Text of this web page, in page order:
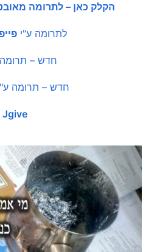
הקלק כאן – לתרומה
לתרומה ע"י
חדש –
חדש – תרומה
Jgive